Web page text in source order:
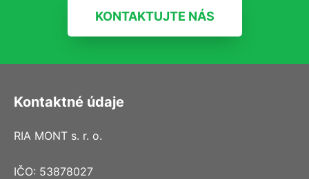
KONTAKTUJTE NÁS
Kontaktné údaje
RIA MONT s. r. o.
IČO: 53878027